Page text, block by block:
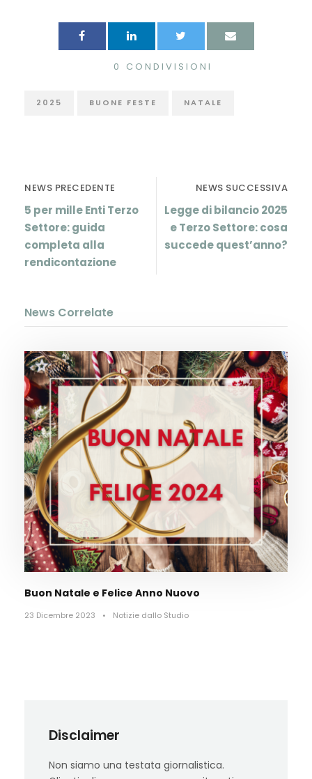
0 CONDIVISIONI
2025 BUONE FESTE NATALE
NEWS PRECEDENTE
5 per mille Enti Terzo
Settore: guida
completa alla
rendicontazione
NEWS SUCCESSIVA
Legge di bilancio 2025
e Terzo Settore: cosa
succede quest’anno?
News Correlate
Buon Natale e Felice Anno Nuovo
23 Dicembre 2023 • Notizie dallo Studio
Disclaimer
Non siamo una testata giornalistica.